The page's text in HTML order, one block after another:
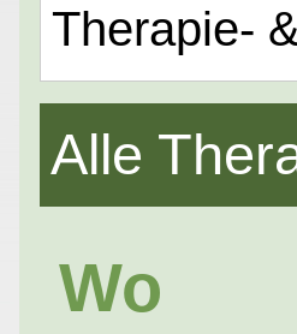
Therapie-
Alle
Wo